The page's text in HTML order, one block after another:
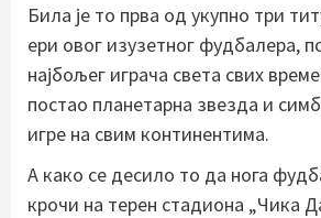
Била је то прва од укупно три
ери овог изузетног фудбалера,
најбољег играча света свих
постао планетарна звезда и
игре на свим континентима.
А како се десило то да нога
крочи на терен стадиона „Чика